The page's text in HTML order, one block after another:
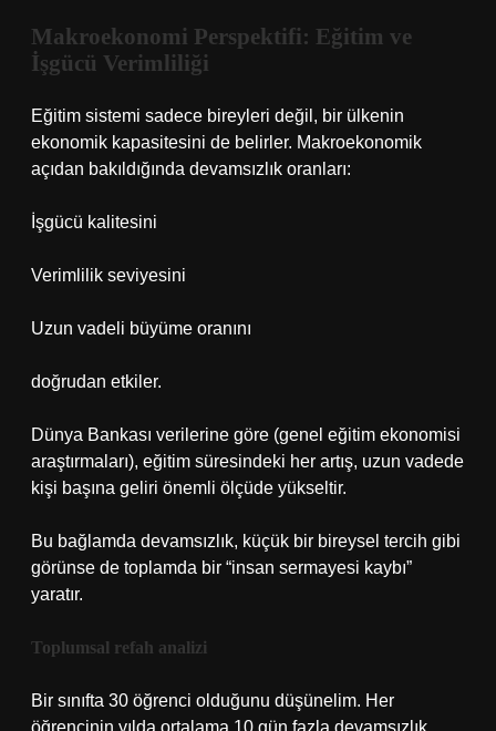
Makroekonomi Perspektifi: Eğitim ve
İşgücü Verimliliği
Eğitim sistemi sadece bireyleri değil, bir ülkenin
ekonomik kapasitesini de belirler. Makroekonomik
açıdan bakıldığında devamsızlık oranları:
İşgücü kalitesini
Verimlilik seviyesini
Uzun vadeli büyüme oranını
doğrudan etkiler.
Dünya Bankası verilerine göre (genel eğitim ekonomisi
araştırmaları), eğitim süresindeki her artış, uzun vadede
kişi başına geliri önemli ölçüde yükseltir.
Bu bağlamda devamsızlık, küçük bir bireysel tercih gibi
görünse de toplamda bir “insan sermayesi kaybı”
yaratır.
Toplumsal refah analizi
Bir sınıfta 30 öğrenci olduğunu düşünelim. Her
öğrencinin yılda ortalama 10 gün fazla devamsızlık